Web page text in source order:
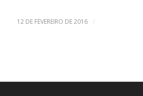
12 DE FEVEREIRO DE 2016 /